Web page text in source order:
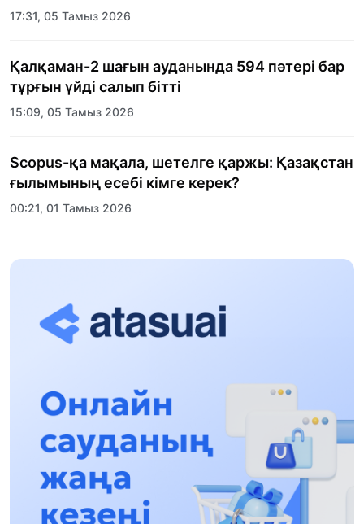
тәрбиеленушілеріне мерекелік күн
17:31, 05 Тамыз 2026
Қалқаман-2 шағын ауданында 594 пәтері бар
тұрғын үйді салып бітті
15:09, 05 Тамыз 2026
Scopus-қа мақала, шетелге қаржы: Қазақстан
ғылымының есебі кімге керек?
00:21, 01 Тамыз 2026
«Заң керуені» жобасы: Абай облысында
17:31, 31 Шілде 2026
13:13, 30 Шілде 2026
Асхат Асылбеков: Күшті билікке күшті
тұлғалар керек!
12:01, 28 Шілде 2026